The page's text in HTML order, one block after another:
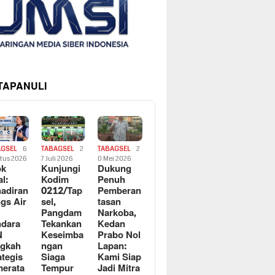
6
2026
Air
TABAGSEL
2
7 Juli 2026
Kunjungi
Kodim
0212/Tap
sel,
Pangdam
Tekankan
Keseimba
ngan
Siaga
Tempur
TABAGSEL
2
0 Mei 2026
Dukung
Penuh
Pemberan
tasan
Narkoba,
Kedan
Prabo Nol
Lapan:
Kami Siap
Jadi Mitra